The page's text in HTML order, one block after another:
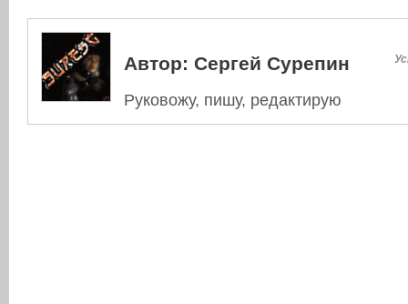
Автор: Сергей Сурепин
Руковожу, пишу, редактирую